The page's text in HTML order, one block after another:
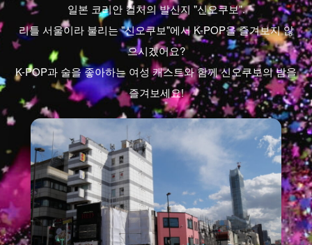
일본 코리안 컬처의 발신지 "신오쿠보".
리틀 서울이라 불리는 "신오쿠보"에서 K-POP을 즐겨보지 않
으시겠어요?
K-POP과 술을 좋아하는 여성 캐스트와 함께 신오쿠보의 밤을
즐겨보세요!